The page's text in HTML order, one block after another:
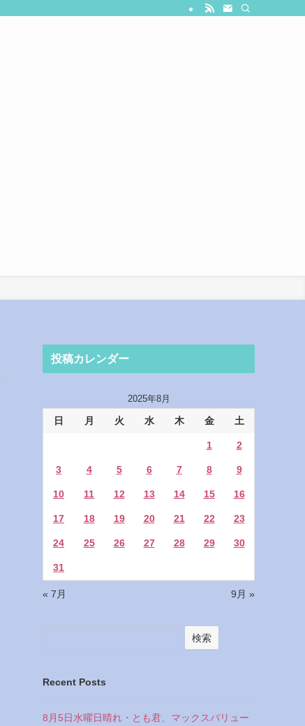
投稿カレンダー
2025年8月
日 月 火 水 木 金 土
1 2
3 4 5 6 7 8 9
10 11 12 13 14 15 16
17 18 19 20 21 22 23
24 25 26 27 28 29 30
31
« 7月 9月 »
検索
Recent Posts
8月5日水曜日晴れ・とも君、マックスバリュー